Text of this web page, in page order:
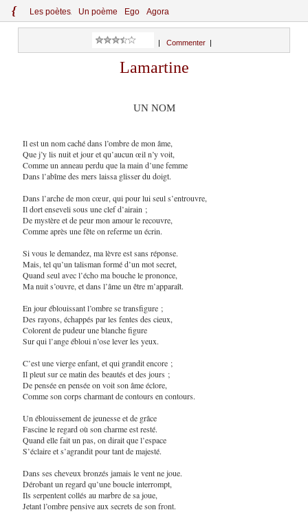
{ Les poètes Un poème Ego Agora
Commenter
Lamartine
UN NOM
Il est un nom caché dans l’ombre de mon âme,
Que j’y lis nuit et jour et qu’aucun œil n’y voit,
Comme un anneau perdu que la main d’une femme
Dans l’abîme des mers laissa glisser du doigt.
Dans l’arche de mon cœur, qui pour lui seul s’entrouvre,
Il dort enseveli sous une clef d’airain ;
De mystère et de peur mon amour le recouvre,
Comme après une fête on referme un écrin.
Si vous le demandez, ma lèvre est sans réponse.
Mais, tel qu’un talisman formé d’un mot secret,
Quand seul avec l’écho ma bouche le prononce,
Ma nuit s’ouvre, et dans l’âme un être m’apparaît.
En jour éblouissant l’ombre se transfigure ;
Des rayons, échappés par les fentes des cieux,
Colorent de pudeur une blanche figure
Sur qui l’ange ébloui n’ose lever les yeux.
C’est une vierge enfant, et qui grandit encore ;
Il pleut sur ce matin des beautés et des jours ;
De pensée en pensée on voit son âme éclore,
Comme son corps charmant de contours en contours.
Un éblouissement de jeunesse et de grâce
Fascine le regard où son charme est resté.
Quand elle fait un pas, on dirait que l’espace
S’éclaire et s’agrandit pour tant de majesté.
Dans ses cheveux bronzés jamais le vent ne joue.
Dérobant un regard qu’une boucle interrompt,
Ils serpentent collés au marbre de sa joue,
Jetant l’ombre pensive aux secrets de son front.